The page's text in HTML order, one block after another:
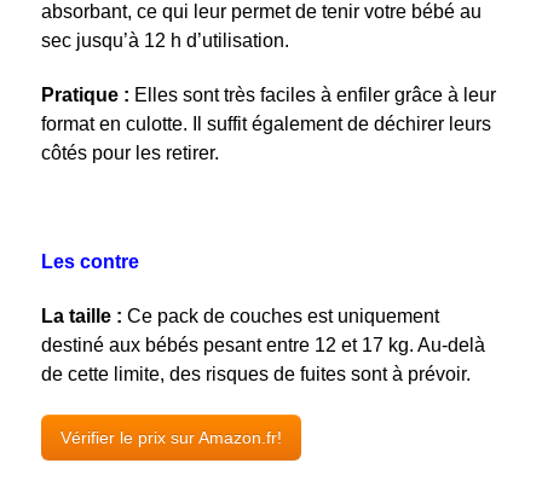
absorbant, ce qui leur permet de tenir votre bébé au
sec jusqu’à 12 h d’utilisation.
Pratique : Elles sont très faciles à enfiler grâce à leur
format en culotte. Il suffit également de déchirer leurs
côtés pour les retirer.
Les contre
La taille : Ce pack de couches est uniquement
destiné aux bébés pesant entre 12 et 17 kg. Au-delà
de cette limite, des risques de fuites sont à prévoir.
Vérifier le prix sur Amazon.fr!